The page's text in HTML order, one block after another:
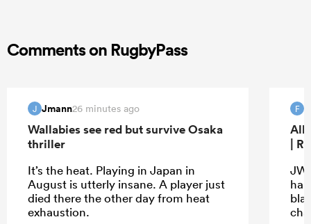
Comments on RugbyPass
J Jmann26 minutes ago
Wallabies see red but survive Osaka
thriller
It’s the heat. Playing in Japan in
August is utterly insane. A player just
died there the other day from heat
exhaustion.
F
All
|
JW